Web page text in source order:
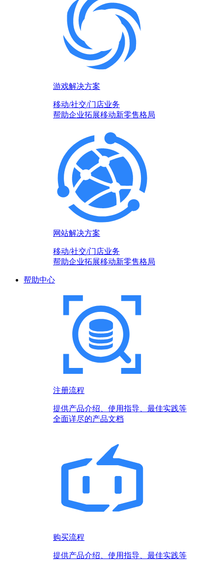
游戏解决方案
移动/社交/门店业务
帮助企业拓展移动新零售格局
网站解决方案
移动/社交/门店业务
帮助企业拓展移动新零售格局
帮助中心
注册流程
提供产品介绍、使用指导、最佳实践等
全面详尽的产品文档
购买流程
提供产品介绍、使用指导、最佳实践等